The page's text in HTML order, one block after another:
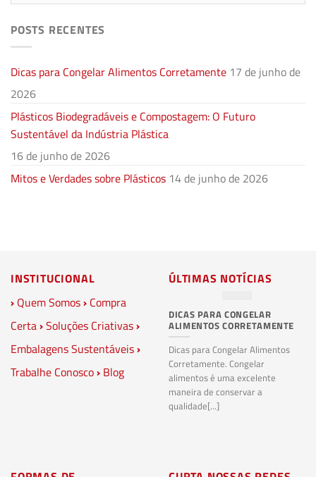
POSTS RECENTES
Dicas para Congelar Alimentos Corretamente 17 de junho de
2026
Plásticos Biodegradáveis e Compostagem: O Futuro
Sustentável da Indústria Plástica
16 de junho de 2026
Mitos e Verdades sobre Plásticos 14 de junho de 2026
INSTITUCIONAL
› Quem Somos› Compra
Certa›Soluções Criativas›
Embalagens Sustentáveis›
Trabalhe Conosco› Blog
ÚLTIMAS NOTÍCIAS
DICAS PARA CONGELAR
ALIMENTOS CORRETAMENTE
Dicas para Congelar Alimentos
Corretamente. Congelar
alimentos é uma excelente
maneira de conservar a
qualidade[...]